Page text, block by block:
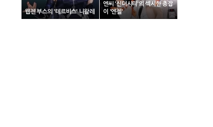
웹젠 부스의 '테르비스' 니왈레
엔씨 '신더시티'의 섹시한 총잡
이 '엔젤'